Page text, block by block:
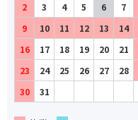
2
3 4 5 6 7
9
10 11 12 13 14
16
17 18 19 20 21
23
24 25 26 27 28
30
31